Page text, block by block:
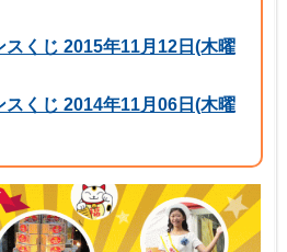
スくじ 2015年11月12日(木曜
スくじ 2014年11月06日(木曜